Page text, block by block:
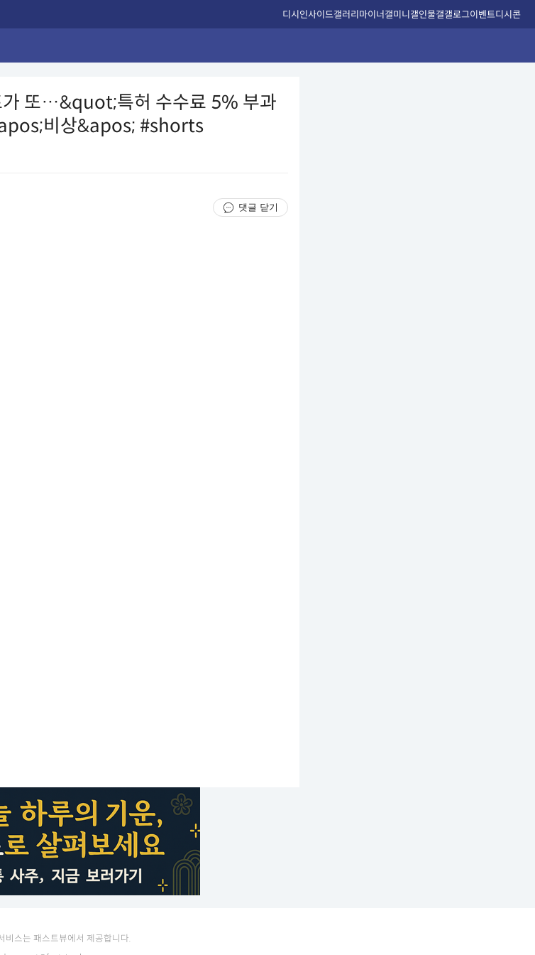
디시인사이드갤러리마이너갤미니갤인물갤갤로그이벤트디시콘
가 또…&quot;특허 수수료 5% 부과
비상&apos; #shorts
댓글 닫기
비스는 패스트뷰에서 제공합니다.